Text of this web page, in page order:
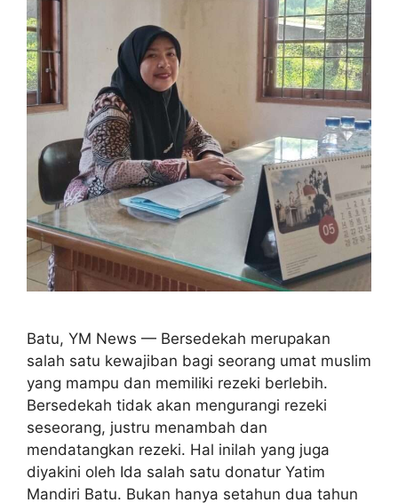
Batu, YM News — Bersedekah merupakan
salah satu kewajiban bagi seorang umat muslim
yang mampu dan memiliki rezeki berlebih.
Bersedekah tidak akan mengurangi rezeki
seseorang, justru menambah dan
mendatangkan rezeki. Hal inilah yang juga
diyakini oleh Ida salah satu donatur Yatim
Mandiri Batu. Bukan hanya setahun dua tahun